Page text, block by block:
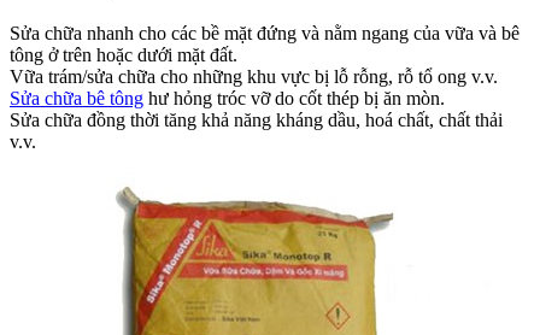
Sửa chữa nhanh cho các bề mặt đứng và nằm ngang của vữa và bê
tông ở trên hoặc dưới mặt đất.
Vữa trám/sửa chữa cho những khu vực bị lỗ rỗng, rỗ tổ ong v.v.
Sửa chữa bê tông hư hỏng tróc vỡ do cốt thép bị ăn mòn.
Sửa chữa đồng thời tăng khả năng kháng dầu, hoá chất, chất thải
v.v.